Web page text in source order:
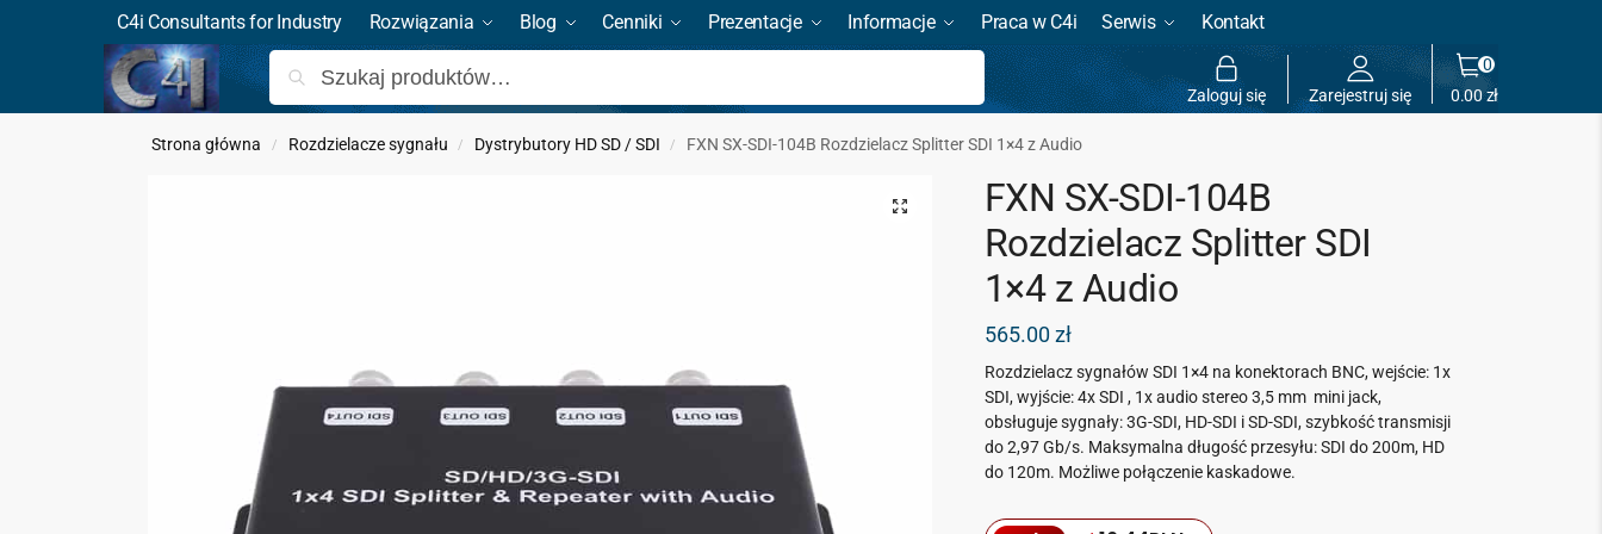
C4i Consultants for Industry Rozwiązania Blog Cenniki Prezentacje Informacje Praca w C4i Serwis Kontakt
Szukaj
Zaloguj się Zarejestruj się 0.00zł
0
Strona główna / Rozdzielacze sygnału / Dystrybutory HD SD / SDI / FXN SX-SDI-104B Rozdzielacz Splitter SDI 1×4 z Audio
FXN SX-SDI-104B
Rozdzielacz Splitter SDI
1×4 z Audio
565.00zł
Rozdzielacz sygnałów SDI 1×4 na konektorach BNC, wejście: 1x
SDI, wyjście: 4x SDI , 1x audio stereo 3,5 mm mini jack,
obsługuje sygnały: 3G-SDI, HD-SDI i SD-SDI, szybkość transmisji
do 2,97 Gb/s. Maksymalna długość przesyłu: SDI do 200m, HD
do 120m. Możliwe połączenie kaskadowe.